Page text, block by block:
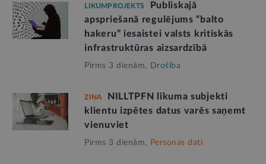
LIKUMPROJEKTS
Publiskajā
apspriešanā regulējums “balto
hakeru” iesaistei valsts kritiskās
infrastruktūras aizsardzībā
Pirms 3 dienām, Drošība
ZIŅA
NILLTPFN likuma subjekti
klientu izpētes datus varēs saņemt
vienuviet
Pirms 3 dienām, Personas dati